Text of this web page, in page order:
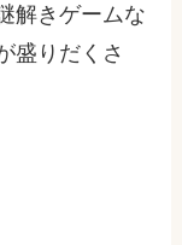
解きゲームな
盛りだくさ